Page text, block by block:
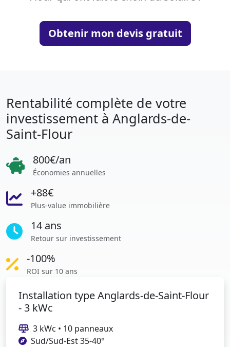
Obtenir mon devis gratuit
Rentabilité complète de votre
investissement à Anglards-de-
Saint-Flour
800€/an
Économies annuelles
+88€
Plus-value immobilière
14 ans
Retour sur investissement
-100%
ROI sur 10 ans
Installation type Anglards-de-Saint-Flour
- 3 kWc
3 kWc • 10 panneaux
Sud/Sud-Est 35-40°